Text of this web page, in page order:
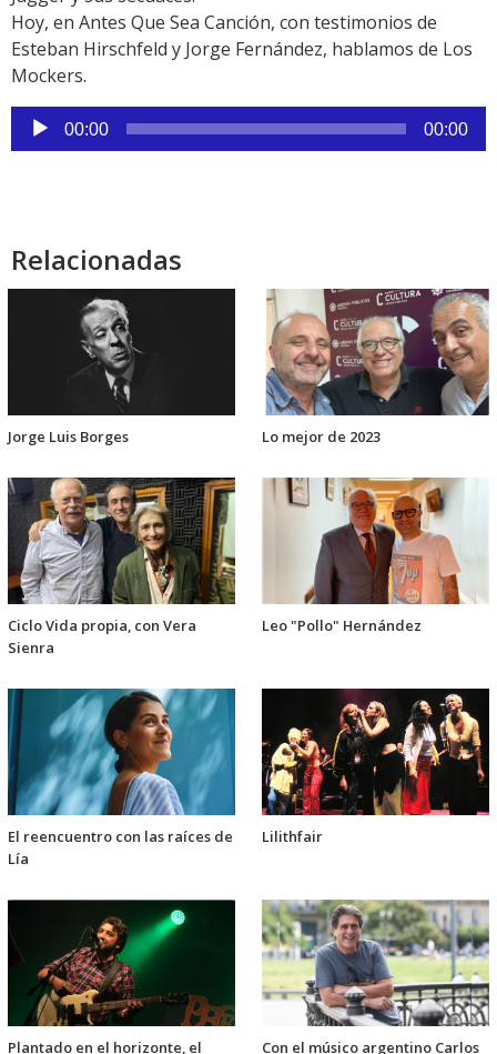
Hoy, en Antes Que Sea Canción, con testimonios de
Esteban Hirschfeld y Jorge Fernández, hablamos de Los
Mockers.
Reproductor
de
00:00 00:00
Relacionadas
Jorge Luis Borges Lo mejor de 2023
Ciclo Vida propia, con Vera
Sienra
Leo "Pollo" Hernández
El reencuentro con las raíces de
Lía
Lilithfair
Plantado en el horizonte, el Con el músico argentino Carlos